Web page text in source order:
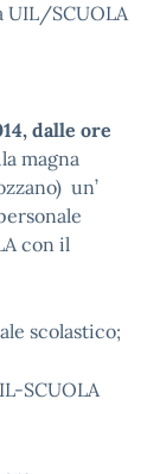
UIL/SCUOLA
dalle ore
magna
un’
con il
scolastico;
SCUOLA